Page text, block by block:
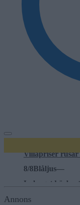
Träd i körfältet
8/8Nyheter—
Villapriser
8/8Blåljus—
Indraget
7/8
Annons